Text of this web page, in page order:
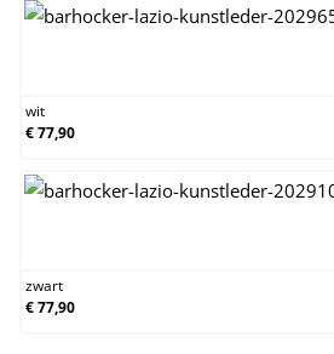
wit
€ 77,90
zwart
€ 77,90